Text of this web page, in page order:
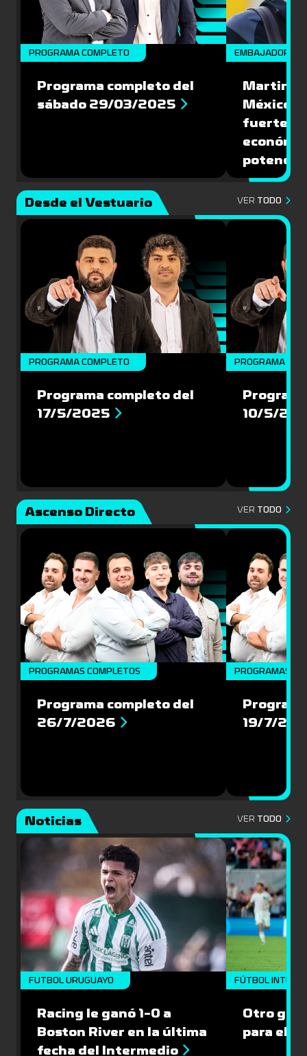
PROGRAMA COMPLETO
Programa completo del
sábado 29/03/2025
EMBAJADORES
Martin
México:
fuerte
Desde el Vestuario VER TODO
PROGRAMA COMPLETO
Programa completo del
17/5/2025
PROGRAMA
10/5/
Ascenso Directo VER TODO
PROGRAMAS COMPLETOS
Programa completo del
26/7/2026
PROGRAMAS
19/7/
Noticias VER TODO
FUTBOL URUGUAYO
Racing le ganó 1-0 a
Boston River en la última
fecha del Intermedio
FÚTBOL
Otro gol
para el